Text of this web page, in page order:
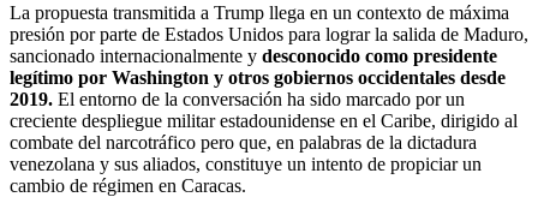
La propuesta transmitida a Trump llega en un contexto de máxima
presión por parte de Estados Unidos para lograr la salida de Maduro,
sancionado internacionalmente y desconocido como presidente
legítimo por Washington y otros gobiernos occidentales desde
2019. El entorno de la conversación ha sido marcado por un
creciente despliegue militar estadounidense en el Caribe, dirigido al
combate del narcotráfico pero que, en palabras de la dictadura
venezolana y sus aliados, constituye un intento de propiciar un
cambio de régimen en Caracas.